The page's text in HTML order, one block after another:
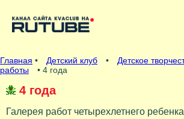
Главная • Детский клуб • Детское
работы
• 4 года
4 года
Галерея работ четырехлетнего